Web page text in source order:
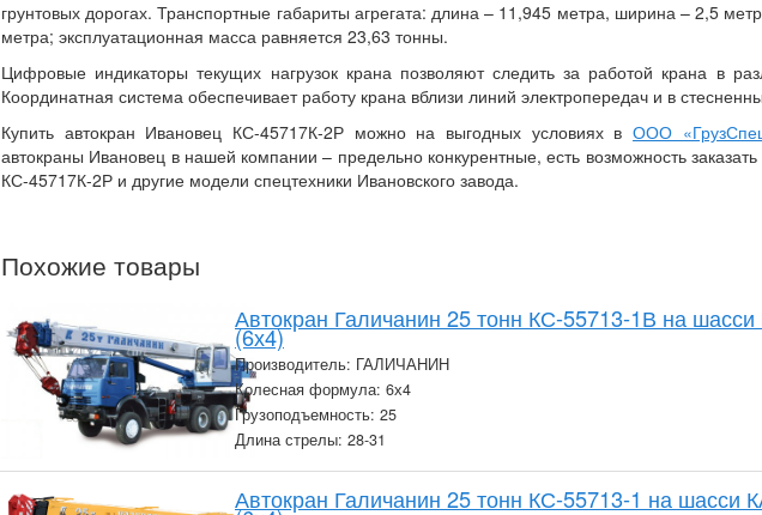
грунтовых дорогах. Транспортные габариты агрегата: длина – 11,945 метра, ширина – 2,5
метра; эксплуатационная масса равняется 23,63 тонны.
Цифровые индикаторы текущих нагрузок крана позволяют следить за работой крана в
Координатная система обеспечивает работу крана вблизи линий электропередач и в
Купить автокран Ивановец КС-45717К-2Р можно на выгодных условиях в ООО
автокраны Ивановец в нашей компании – предельно конкурентные, есть возможность заказать
КС-45717К-2Р и другие модели спецтехники Ивановского завода.
Похожие товары
Автокран Галичанин 25 тонн КС-55713-1В на
(6х4)
Производитель: ГАЛИЧАНИН
Колесная формула: 6х4
Грузоподъемность: 25
Длина стрелы: 28-31
Автокран Галичанин 25 тонн КС-55713-1 на шасси